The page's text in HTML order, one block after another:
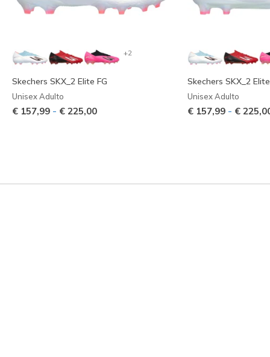
+2
Skechers SKX_2 Elite FG
Unisex Adulto
€ 157,99 - € 225,00
Skechers SKX_2
Unisex Adulto
€ 157,99 - €